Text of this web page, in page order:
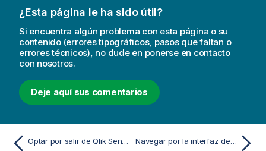
¿Esta página le ha sido útil?
Si encuentra algún problema con esta página o su
contenido (errores tipográficos, pasos que faltan o
errores técnicos), no dude en ponerse en contacto
con nosotros.
Deje aquí sus comentarios
Optar por salir de Qlik Sense Client-Managed Mobile Analytics Navegar por la interfaz de usuario